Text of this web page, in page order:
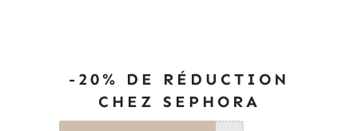
-20% DE RÉDUCTION
CHEZ SEPHORA